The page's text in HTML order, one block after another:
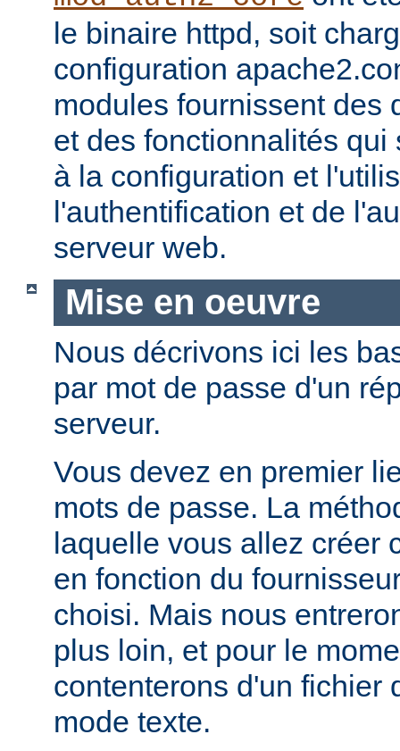
le binaire httpd, soit
configuration
modules fournissent des
et des fonctionnalités
à la configuration et
l'authentification et de
serveur web.
Mise en oeuvre
Nous décrivons ici les
par mot de passe d'un
serveur.
Vous devez en premier
mots de passe. La
laquelle vous allez créer
en fonction du
choisi. Mais nous
plus loin, et pour le
contenterons d'un fichier
mode texte.